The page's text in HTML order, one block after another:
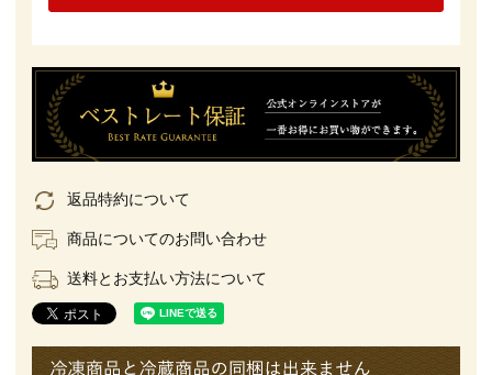
返品特約について
商品についてのお問い合わせ
送料とお支払い方法について